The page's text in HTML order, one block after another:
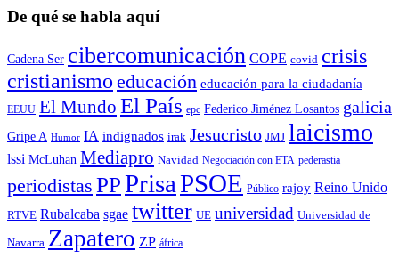
De qué se habla aquí
Cadena Ser cibercomunicación COPE covid crisis
cristianismo educación educación para la ciudadaní­a
EEUU El Mundo El País epc Federico Jiménez Losantos galicia
Gripe A Humor IA indignados irak Jesucristo JMJ laicismo
lssi McLuhan Mediapro Navidad Negociación con ETA pederastia
periodistas PPPrisaPSOE Público rajoy Reino Unido
RTVE Rubalcaba sgae twitter UE universidad Universidad de
Navarra Zapatero ZP áfrica